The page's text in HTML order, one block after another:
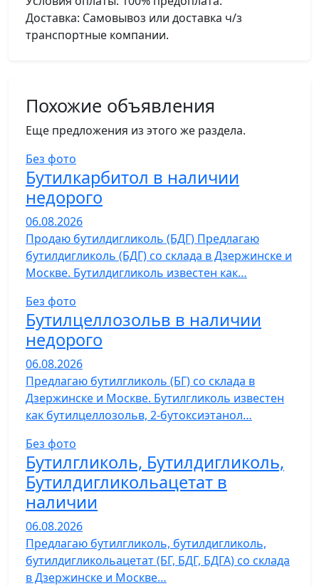
Доставка: Самовывоз или доставка ч/з
транспортные компании.
Похожие объявления
Еще предложения из этого же раздела.
Без фото
Бутилкарбитол в наличии
недорого
06.08.2026
Продаю бутилдигликоль (БДГ) Предлагаю
бутилдигликоль (БДГ) со склада в Дзержинске и
Москве. Бутилдигликоль известен как…
Без фото
Бутилцеллозольв в наличии
недорого
06.08.2026
Предлагаю бутилгликоль (БГ) со склада в
Дзержинске и Москве. Бутилгликоль известен
как бутилцеллозольв, 2-бутоксиэтанол…
Без фото
Бутилгликоль, Бутилдигликоль,
Бутилдигликольацетат в
наличии
06.08.2026
Предлагаю бутилгликоль, бутилдигликоль,
бутилдигликольацетат (БГ, БДГ, БДГА) со склада
в Дзержинске и Москве…